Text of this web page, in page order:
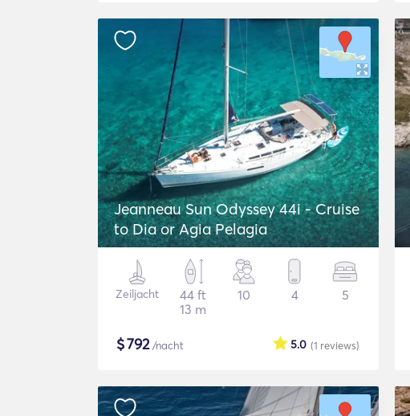
Jeanneau Sun Odyssey 44i - Cruise
to Dia or Agia Pelagia
Zeiljacht
44 ft
13 m
10 4 5
$792/nacht (1 reviews)
5.0